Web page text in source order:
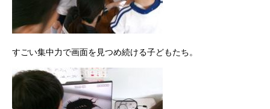
すごい集中力で画面を見つめ続ける子どもたち。